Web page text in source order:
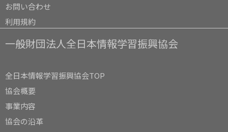
お問い合わせ
利用規約
一般財団法人全日本情報学習振興協会
全日本情報学習振興協会TOP
協会概要
事業内容
協会の沿革